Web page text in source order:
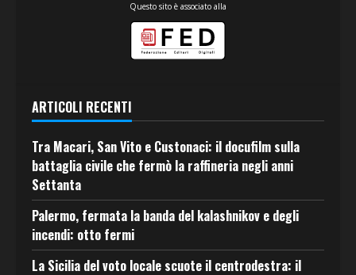
Questo sito è associato alla
ARTICOLI RECENTI
Tra Macari, San Vito e Custonaci: il docufilm sulla
battaglia civile che fermò la raffineria negli anni
Settanta
Palermo, fermata la banda del kalashnikov e degli
incendi: otto fermi
La Sicilia del voto locale scuote il centrodestra: il